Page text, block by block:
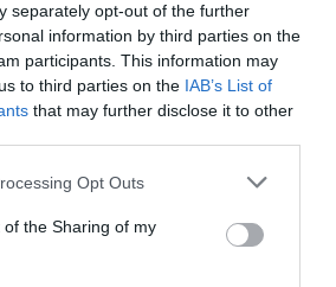
separately opt-out of the further
information by third parties on the
participants. This information may
to third parties on the IAB’s List of
that may further disclose it to other
app uses one or more Google
or usage behaviour. You may click to
to Google and its third-party tags to
specified purposes in below Google
Opt Outs
the Sharing of my
megállapítása volt, hogy egy
aszteroidának ütközése
megváltoztatására. Egy